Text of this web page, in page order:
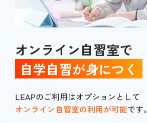
オンライン自習室で
自学自習が身につく
LEAPのご利用はオプションとして
オンライン自習室の利用が可能です。